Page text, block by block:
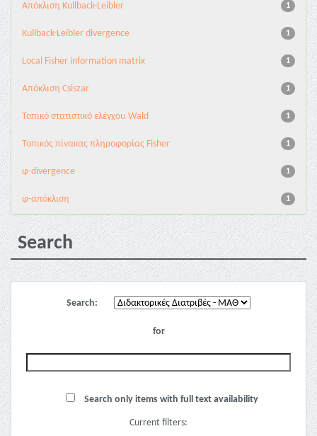
1
Aπόκλιση Kullback-Leibler
1
Kullback-Leibler divergence
1
Local Fisher information matrix
1
Απόκλιση Csiszar
1
Τοπικό στατιστικό ελέγχου Wald
1
Τοπικός πίνακας πληροφορίας Fisher
1
φ-divergence
1
φ-απόκλιση
Search
Search:
for
Search only items with full text availability
Current filters: